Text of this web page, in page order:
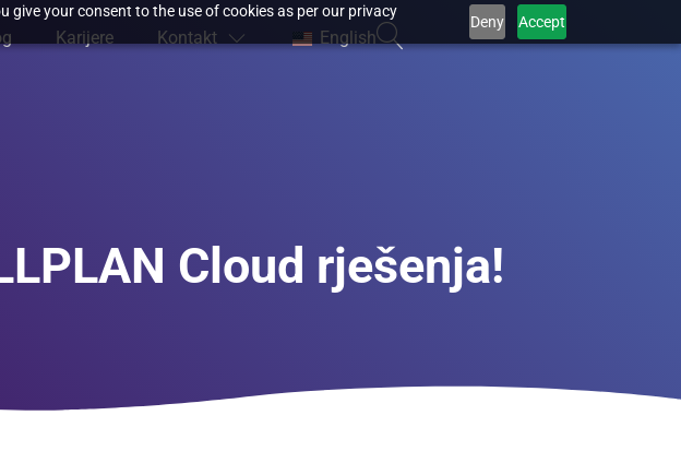
give your consent to the use of cookies as per our privacy
Deny Accept
Karijere Kontakt English
Cloud rješenja!